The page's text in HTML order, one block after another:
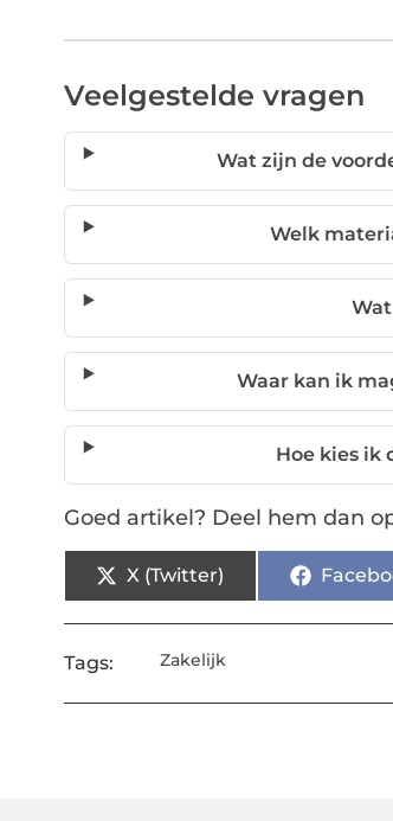
Veelgestelde vragen
Wat zijn de
Welk
Waar kan ik
Hoe kies ik
Goed artikel? Deel hem dan
X (Twitter)
Tags: Zakelijk